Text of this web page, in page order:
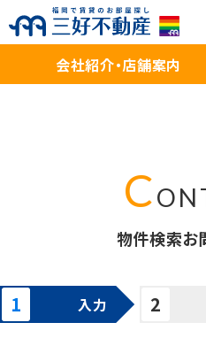
会社紹介・店舗案内
物件検索お
入力